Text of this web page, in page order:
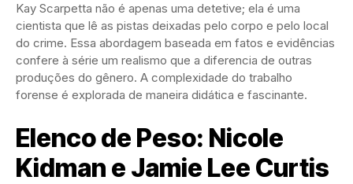
Kay Scarpetta não é apenas uma detetive; ela é uma
cientista que lê as pistas deixadas pelo corpo e pelo local
do crime. Essa abordagem baseada em fatos e evidências
confere à série um realismo que a diferencia de outras
produções do gênero. A complexidade do trabalho
forense é explorada de maneira didática e fascinante.
Elenco de Peso: Nicole
Kidman e Jamie Lee Curtis